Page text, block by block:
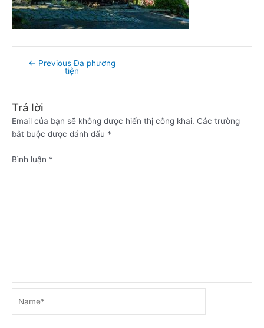
← Previous Đa phương
tiện
Trả lời
Email của bạn sẽ không được hiển thị công khai. Các trường
bắt buộc được đánh dấu *
Bình luận *